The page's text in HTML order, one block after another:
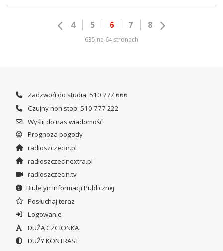
4 5 6 7 8
635 na 64 stronach
Zadzwoń do studia: 510 777 666
Czujny non stop: 510 777 222
Wyślij do nas wiadomość
Prognoza pogody
radioszczecin.pl
radioszczecinextra.pl
radioszczecin.tv
Biuletyn Informacji Publicznej
Posłuchaj teraz
Logowanie
DUŻA CZCIONKA
DUŻY KONTRAST